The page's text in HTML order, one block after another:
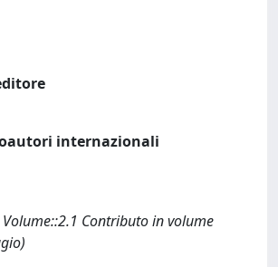
internazionali
Contributo in volume